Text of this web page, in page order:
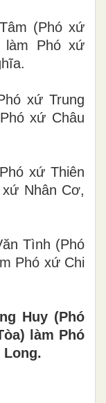
(Phó xứ
làm Phó xứ
xứ Trung
xứ Châu
xứ Thiên
Nhân Cơ,
Tình (Phó
Phó xứ Chi
Huy (Phó
làm Phó